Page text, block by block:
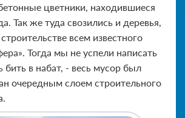
цветники, находившиеся
Так же туда свозились и деревья,
всем известного
Тогда мы не успели написать
бить в набат, - весь мусор был
очередным слоем строительного